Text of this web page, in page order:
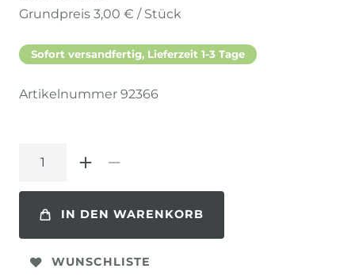
Grundpreis 3,00 € / Stück
Sofort versandfertig, Lieferzeit 1-3 Tage
Artikelnummer 92366
IN DEN WARENKORB
WUNSCHLISTE